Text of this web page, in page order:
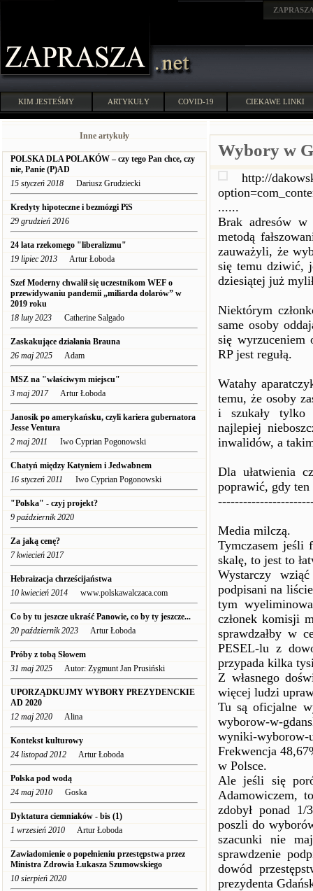
KIM JESTEŚMY ARTYKUŁY COVID-19 CIEKAWE LINKI
Inne artykuły
POLSKA DLA POLAKÓW – czy tego Pan chce, czy
nie, Panie (P)AD
15 styczeń 2018 Dariusz Grudziecki
Kredyty hipoteczne i bezmózgi PiS
29 grudzień 2016
24 lata rzekomego "liberalizmu"
19 lipiec 2013 Artur Łoboda
Szef Moderny chwalił się uczestnikom WEF o
przewidywaniu pandemii „miliarda dolarów” w
2019 roku
18 luty 2023 Catherine Salgado
Zaskakujące działania Brauna
26 maj 2025 Adam
MSZ na "właściwym miejscu"
3 maj 2017Artur Łoboda
Janosik po amerykańsku, czyli kariera gubernatora
Jesse Ventura
2 maj 2011 Iwo Cyprian Pogonowski
Chatyń między Katyniem i Jedwabnem
16 styczeń 2011 Iwo Cyprian Pogonowski
"Polska" - czyj projekt?
9 październik 2020
Za jaką cenę?
7 kwiecień 2017
Hebraizacja chrześcijaństwa
10 kwiecień 2014 www.polskawalczaca.com
Co by tu jeszcze ukraść Panowie, co by ty jeszcze...
20 październik 2023 Artur Łoboda
Próby z tobą Słowem
31 maj 2025 Autor: Zygmunt Jan Prusiński
UPORZĄDKUJMY WYBORY PREZYDENCKIE
AD 2020
12 maj 2020 Alina
Kontekst kulturowy
24 listopad 2012 Artur Łoboda
Polska pod wodą
24 maj 2010 Goska
Dyktatura ciemniaków - bis (1)
1 wrzesień 2010 Artur Łoboda
Zawiadomienie o popełnieniu przestępstwa przez
Ministra Zdrowia Łukasza Szumowskiego
10 sierpień 2020
Wybory w
http://
......
Brak adresów w
metodą
zauważyli, że
się temu dziwić,
dziesiątej już
Niektórym
same osoby
się
RP jest regułą.
Watahy
temu, że osoby
i szukały tylko
najlepiej
inwalidów, a
Dla ułatwienia
poprawić, gdy ten
Media milczą.
Tymczasem jeśli
skalę, to jest to
Wystarczy
podpisani na
tym
członek komisji
sprawdzałby w
PESEL-lu z
przypada kilka
Z własnego
więcej ludzi
Tu są oficjalne
wyborow-w-
wyniki-wyborow-
Frekwencja
w Polsce.
Ale jeśli się
Adamowiczem,
zdobył ponad 1/
poszli do
szacunki nie
sprawdzenie
dowód
prezydenta